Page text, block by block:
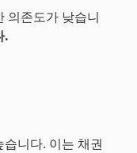
의존도가 낮습니
.
니다. 이는 채권